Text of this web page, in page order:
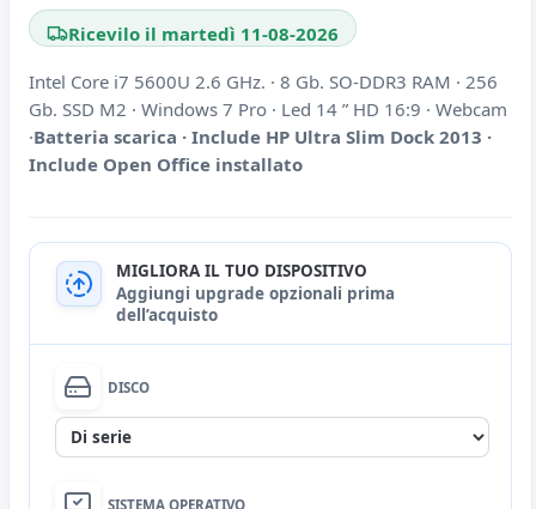
Ricevilo il martedì 11-08-2026
Intel Core i7 5600U 2.6 GHz. · 8 Gb. SO-DDR3 RAM · 256
Gb. SSD M2 · Windows 7 Pro · Led 14 ” HD 16:9 · Webcam
·Batteria scarica · Include HP Ultra Slim Dock 2013 ·
Include Open Office installato
MIGLIORA IL TUO DISPOSITIVO
Aggiungi upgrade opzionali prima
dell’acquisto
Nessuna
DISCO
SISTEMA OPERATIVO